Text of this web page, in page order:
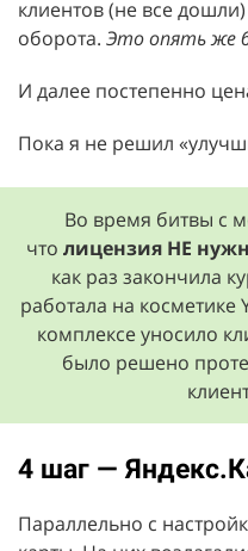
клиентов (не все
оборота. Это опять же
И далее постепенно
Пока я не решил
Во время битвы с
что лицензия НЕ
как раз закончила
работала на
комплексе уносило
было решено
4 шаг —
Параллельно с